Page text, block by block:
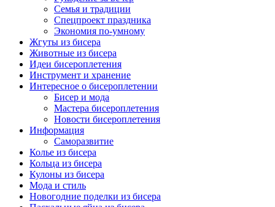
Семья и традиции
Спецпроект праздника
Экономия по-умному
Жгуты из бисера
Животные из бисера
Идеи бисероплетения
Инструмент и хранение
Интересное о бисероплетении
Бисер и мода
Мастера бисероплетения
Новости бисероплетения
Информация
Саморазвитие
Колье из бисера
Кольца из бисера
Кулоны из бисера
Мода и стиль
Новогодние поделки из бисера